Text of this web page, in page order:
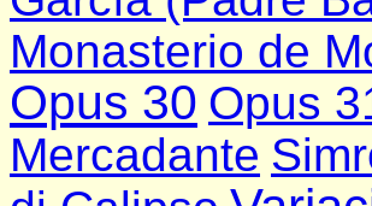
Monasterio de
Opus 30 Opus
Mercadante